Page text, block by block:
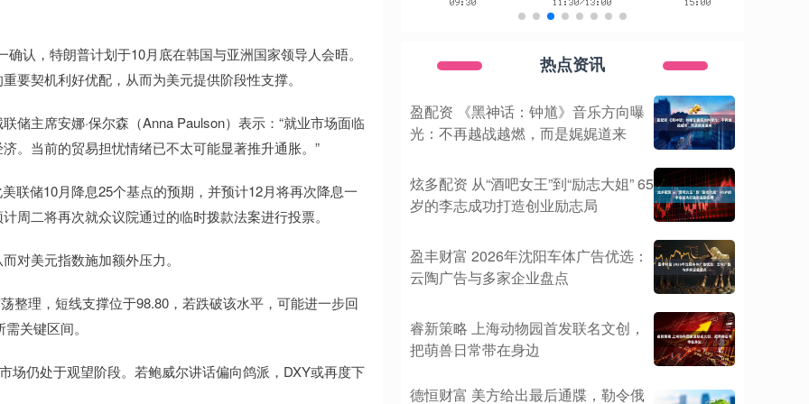
，特朗普计划于10月底在韩国与亚洲国家领导人会晤。
要契机利好优配，从而为美元提供阶段性支撑。
主席安娜·保尔森（Anna Paulson）表示：“就业市场面临
。当前的贸易担忧情绪已不太可能显著推升通胀。”
储10月降息25个基点的预期，并预计12月将再次降息一
周二将再次就众议院通过的临时拨款法案进行投票。
美元指数施加额外压力。
理，短线支撑位于98.80，若跌破该水平，可能进一步回
关键区间。
仍处于观望阶段。若鲍威尔讲话偏向鸽派，DXY或再度下
热点资讯
盈配资 《黑神话：钟馗》音乐方向曝
光：不再越战越燃，而是娓娓道来
炫多配资 从“酒吧女王”到“励志大姐” 65
岁的李志成功打造创业励志局
盈丰财富 2026年沈阳车体广告优选：
云陶广告与多家企业盘点
睿新策略 上海动物园首发联名文创，
把萌兽日常带在身边
德恒财富 美方给出最后通牒，勒令俄